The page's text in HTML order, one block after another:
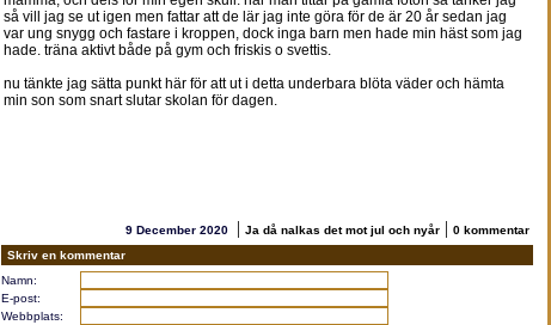
så vill jag se ut igen men fattar att de lär jag inte göra för de är 20 år sedan jag
var ung snygg och fastare i kroppen, dock inga barn men hade min häst som jag
hade. träna aktivt både på gym och friskis o svettis.
nu tänkte jag sätta punkt här för att ut i detta underbara blöta väder och hämta
min son som snart slutar skolan för dagen.
9 December 2020 | Ja då nalkas det mot jul och nyår | 0 kommentar
Skriv en kommentar
Namn:
E-post:
Webbplats: